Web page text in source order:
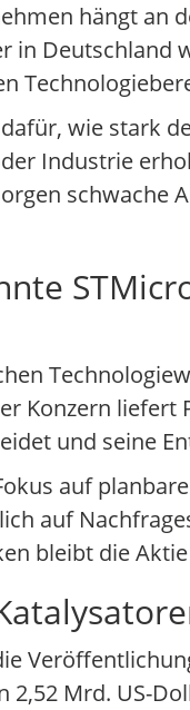
hängt an
in Deutschland
wie stark
Industrie
schwache
Konzern
und seine
auf
auf
bleibt die
2,52 Mrd. US-